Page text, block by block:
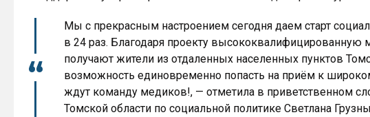
Мы с прекрасным настроением сегодня даем старт
в 24 раз. Благодаря проекту
получают жители из отдаленных населенных пунктов
возможность единовременно попасть на приём к
ждут команду медиков!, — отметила в приветственном
Томской области по социальной политике Светлана